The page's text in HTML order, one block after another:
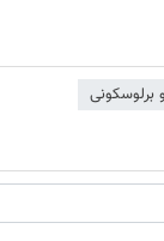
برلوسکونی